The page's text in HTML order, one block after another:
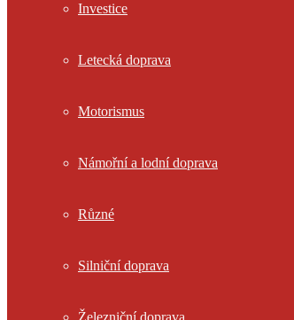
Investice
Letecká doprava
Motorismus
Námořní a lodní doprava
Různé
Silniční doprava